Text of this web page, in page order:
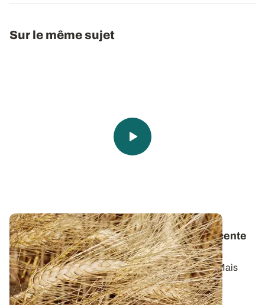
Sur le même sujet
Du blé dur aux pâtes : une histoire très récente
en France
Les pâtes, c’est simplement du blé dur et de l’eau. Mais
connaissez-vous vraiment l...
07 JUILL. 2026